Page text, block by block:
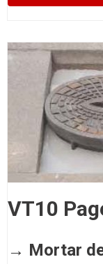
VT10
→ Mortar